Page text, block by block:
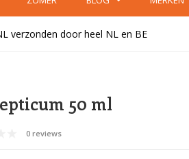
verzonden door heel NL en BE
50 ml
0 reviews